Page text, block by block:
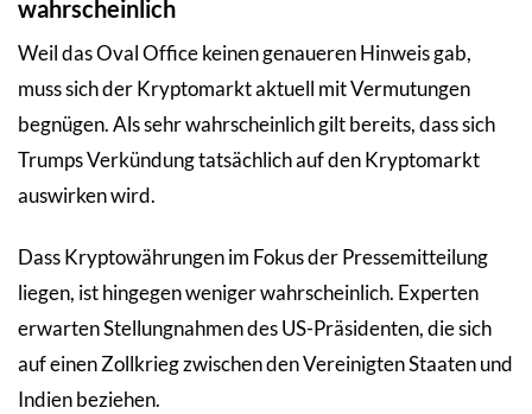
wahrscheinlich
Weil das Oval Office keinen genaueren Hinweis gab,
muss sich der Kryptomarkt aktuell mit Vermutungen
begnügen. Als sehr wahrscheinlich gilt bereits, dass sich
Trumps Verkündung tatsächlich auf den Kryptomarkt
auswirken wird.
Dass Kryptowährungen im Fokus der Pressemitteilung
liegen, ist hingegen weniger wahrscheinlich. Experten
erwarten Stellungnahmen des US-Präsidenten, die sich
auf einen Zollkrieg zwischen den Vereinigten Staaten und
Indien beziehen.